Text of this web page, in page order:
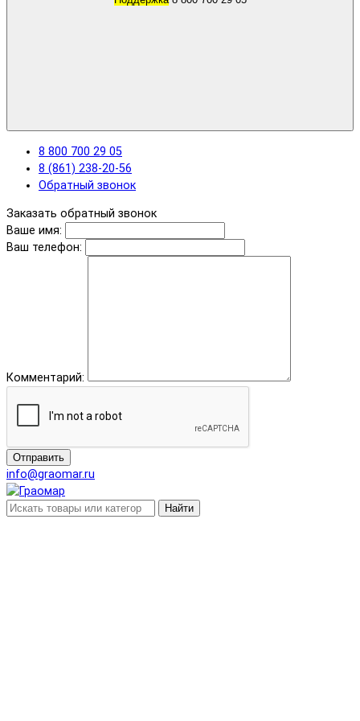
8 800 700 29 05
8 (861) 238-20-56
Обратный звонок
Заказать обратный звонок
Ваше имя:
Ваш телефон:
Комментарий:
Отправить
info@graomar.ru
Найти